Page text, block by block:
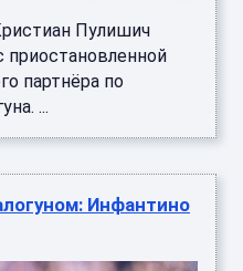
Пулишич
приостановленной
партнёра по
...
Инфантино